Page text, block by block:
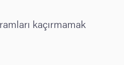
kaçırmamak